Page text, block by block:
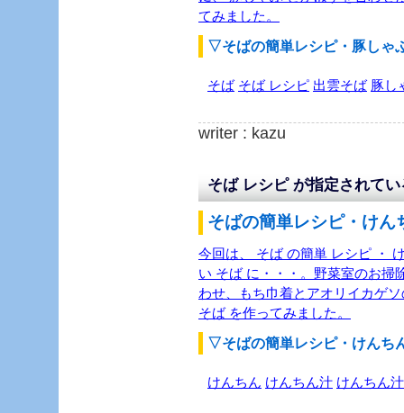
てみました。
▽そばの簡単レシピ・豚しゃ
そば そば レシピ 出雲そば 豚し
writer : kazu
そば レシピ が指定されて
そばの簡単レシピ・け
今回は、 そば の簡単 レシピ ・
い そば に・・・。野菜室のお掃
わせ、もち巾着とアオリイカゲ
そば を作ってみました。
▽そばの簡単レシピ・けんち
けんちん けんちん汁 けんちん